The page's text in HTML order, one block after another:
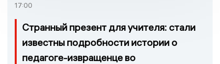
17:00
Странный презент для учителя: стали
известны подробности истории о
педагоге-извращенце во